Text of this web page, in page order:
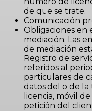
número de
de que se trate.
Comunicación
Obligaciones en
mediación. Las
de mediación
Registro de
referidos al
particulares de
datos del o de la
licencia, móvil
petición del